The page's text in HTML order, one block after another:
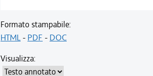
Formato stampabile:
HTML- PDF - DOC
Visualizza: